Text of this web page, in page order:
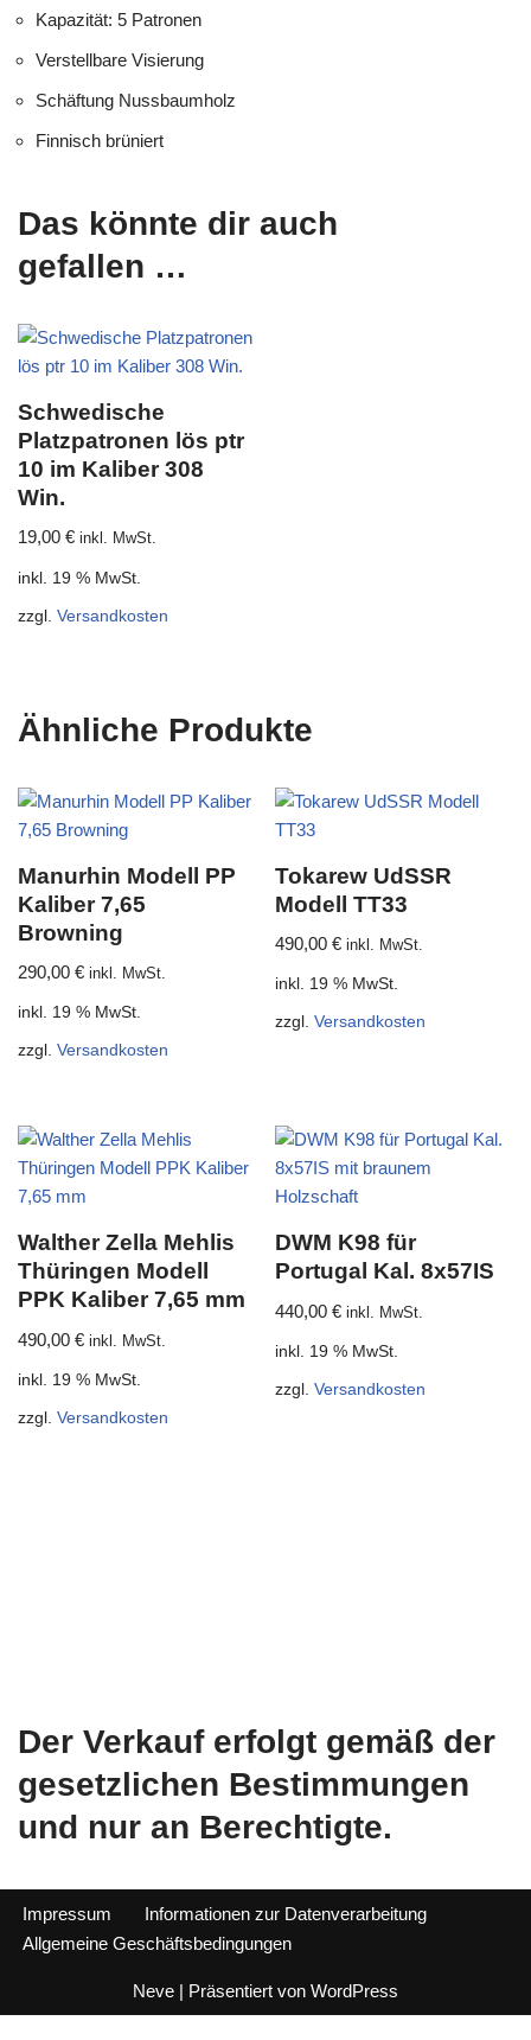
Kapazität: 5 Patronen
Verstellbare Visierung
Schäftung Nussbaumholz
Finnisch brüniert
Das könnte dir auch
gefallen …
Schwedische
Platzpatronen lös ptr
10 im Kaliber 308
Win.
19,00 € inkl. MwSt.
inkl. 19 % MwSt.
zzgl. Versandkosten
Ähnliche Produkte
Manurhin Modell PP
Kaliber 7,65
Browning
290,00 € inkl. MwSt.
inkl. 19 % MwSt.
zzgl. Versandkosten
Tokarew UdSSR
Modell TT33
490,00€ inkl. MwSt.
inkl. 19 % MwSt.
zzgl.Versandkosten
Walther Zella Mehlis
Thüringen Modell
PPK Kaliber 7,65 mm
490,00 € inkl. MwSt.
inkl. 19 % MwSt.
zzgl. Versandkosten
DWM K98 für
Portugal Kal. 8x57IS
440,00€ inkl. MwSt.
inkl. 19 % MwSt.
zzgl.Versandkosten
Der Verkauf erfolgt gemäß der
gesetzlichen Bestimmungen
und nur an Berechtigte.
Impressum
Informationen zur Datenverarbeitung
Allgemeine Geschäftsbedingungen
Neve | Präsentiert von WordPress